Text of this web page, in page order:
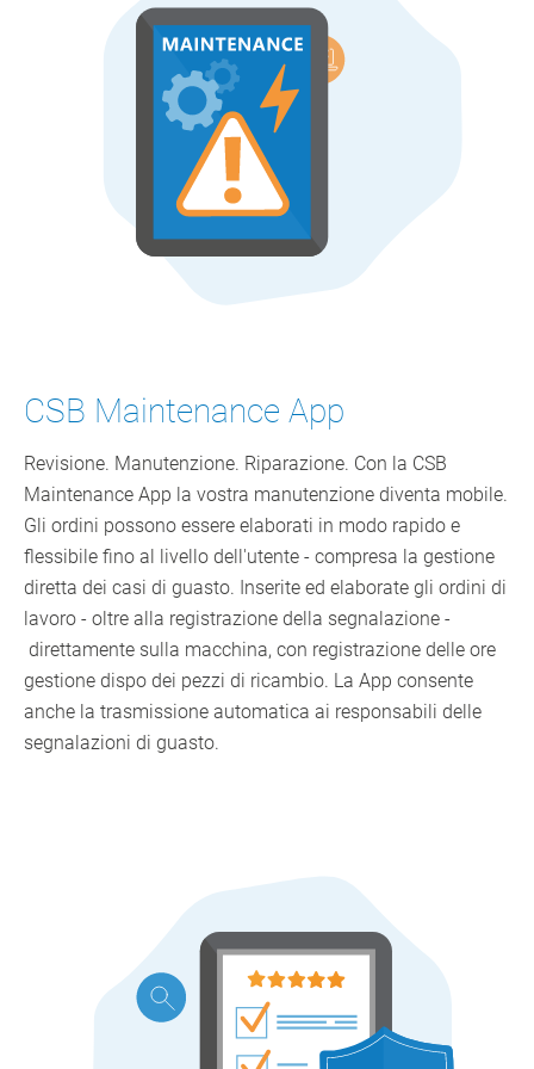
CSB Maintenance App
Revisione. Manutenzione. Riparazione. Con la CSB
Maintenance App la vostra manutenzione diventa mobile.
Gli ordini possono essere elaborati in modo rapido e
flessibile fino al livello dell'utente - compresa la gestione
diretta dei casi di guasto. Inserite ed elaborate gli ordini di
lavoro - oltre alla registrazione della segnalazione -
direttamente sulla macchina, con registrazione delle ore
gestione dispo dei pezzi di ricambio. La App consente
anche la trasmissione automatica ai responsabili delle
segnalazioni di guasto.